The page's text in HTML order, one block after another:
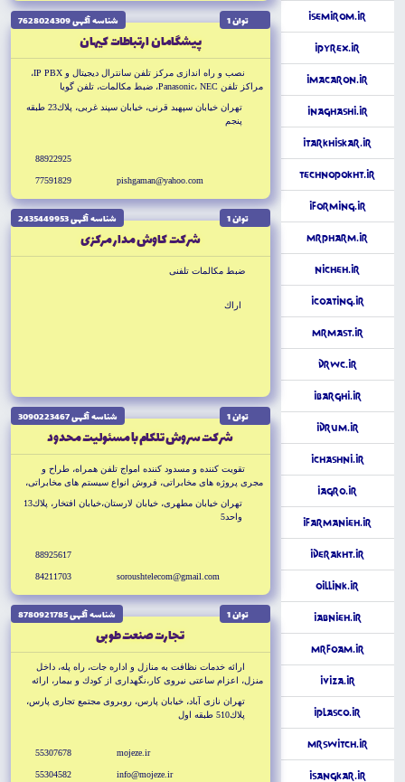
iSemirom.ir
iPyrex.ir
iMacaron.ir
iNaghashi.ir
iTarkhiskar.ir
TechnoPokht.ir
iForming.ir
MrPharm.ir
Nicheh.ir
iCoating.ir
MrMast.ir
DrWC.ir
iBarghi.ir
iDrum.ir
iChashni.ir
iAgro.ir
iFarmanieh.ir
iDerakht.ir
OilLink.ir
iAbnieh.ir
MrFoam.ir
iViza.ir
iPlasco.ir
MrSwitch.ir
iSangkar.ir
توان 1 شناسه آگهى 7628024309
پيشگامان ارتباطات كيهان
نصب و راه اندازى مركز تلفن سانترال ديجيتال و IP PBX،
مراكز تلفن Panasonic، NEC، ضبط مكالمات، تلفن گويا
تهران خيابان سپهبد قرنى، خيابان سپند غربى، پلاك23 طبقه
پنجم
pishgaman@yahoo.com
88922925
77591829
توان 1 شناسه آگهى 2435449953
شركت كاوش مدار مركزى
ضبط مكالمات تلفنى
اراك
توان 1 شناسه آگهى 3090223467
شركت سروش تلكام با مسئوليت محدود
تقويت كننده و مسدود كننده امواج تلفن همراه، طراح و
مجرى پروژه هاى مخابراتى، فروش انواع سيستم هاى مخابراتى،
تهران خيابان مطهرى، خيابان لارستان،خيابان افتخار، پلاك13
واحد5
soroushtelecom@gmail.com
88925617
84211703
توان 1 شناسه آگهى 8780921785
تجارت صنعت طوبى
ارائه خدمات نظافت به منازل و اداره جات، راه پله، داخل
منزل، اعزام ساعتى نيروى كار،نگهدارى از كودك و بيمار، ارائه
دوربين، سانترال، ضبط مكالمات
تهران نازى آباد، خيابان پارس، روبروى مجتمع تجارى پارس،
پلاك510 طبقه اول
mojeze.ir
info@mojeze.ir
55307678
55304582